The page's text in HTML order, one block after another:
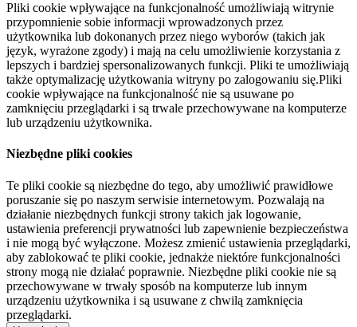
Pliki cookie wpływające na funkcjonalność umożliwiają witrynie
przypomnienie sobie informacji wprowadzonych przez
użytkownika lub dokonanych przez niego wyborów (takich jak
język, wyrażone zgody) i mają na celu umożliwienie korzystania z
lepszych i bardziej spersonalizowanych funkcji. Pliki te umożliwiają
także optymalizację użytkowania witryny po zalogowaniu się.Pliki
cookie wpływające na funkcjonalność nie są usuwane po
zamknięciu przeglądarki i są trwale przechowywane na komputerze
lub urządzeniu użytkownika.
Niezbędne pliki cookies
Te pliki cookie są niezbędne do tego, aby umożliwić prawidłowe
poruszanie się po naszym serwisie internetowym. Pozwalają na
działanie niezbędnych funkcji strony takich jak logowanie,
ustawienia preferencji prywatności lub zapewnienie bezpieczeństwa
i nie mogą być wyłączone. Możesz zmienić ustawienia przeglądarki,
aby zablokować te pliki cookie, jednakże niektóre funkcjonalności
strony mogą nie działać poprawnie. Niezbędne pliki cookie nie są
przechowywane w trwały sposób na komputerze lub innym
urządzeniu użytkownika i są usuwane z chwilą zamknięcia
przeglądarki.